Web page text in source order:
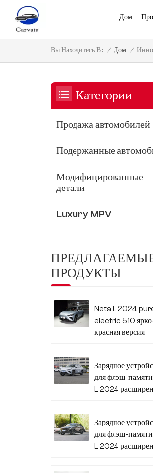
Дом
Вы Находитесь В : / Дом /
Категории
Продажа автомобилей
Подержанные
Модифицированные
детали
Luxury MPV
ПРОДУКТЫ
Neta L 2024
electric 510
красная версия
Зарядное
для флэш-
L 2024
Зарядное
для флэш-
L 2024